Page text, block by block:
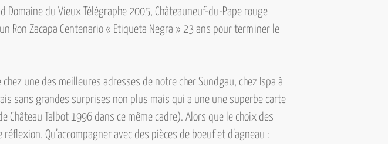
Domaine du Vieux Télégraphe 2005, Châteauneuf-du-Pape rouge
Ron Zacapa Centenario « Etiqueta Negra » 23 ans pour terminer le
une des meilleures adresses de notre cher Sundgau, chez Ispa à
sans grandes surprises non plus mais qui a une une superbe carte
Talbot 1996 dans ce même cadre). Alors que le choix des
Qu’accompagner avec des pièces de boeuf et d’agneau :